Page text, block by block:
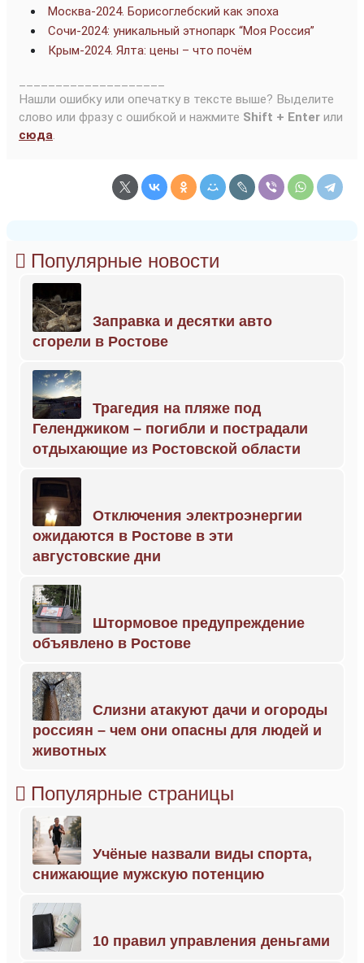
Москва-2024. Борисоглебский как эпоха
Сочи-2024: уникальный этнопарк “Моя Россия”
Крым-2024. Ялта: цены – что почём
Нашли ошибку или опечатку в тексте выше? Выделите
слово или фразу с ошибкой и нажмите Shift + Enter или
сюда.
Популярные новости
Заправка и десятки авто
сгорели в Ростове
Трагедия на пляже под
Геленджиком – погибли и пострадали
отдыхающие из Ростовской области
Отключения электроэнергии
ожидаются в Ростове в эти
августовские дни
Штормовое предупреждение
объявлено в Ростове
Слизни атакуют дачи и огороды
россиян – чем они опасны для людей и
животных
Популярные страницы
Учёные назвали виды спорта,
снижающие мужскую потенцию
10 правил управления деньгами